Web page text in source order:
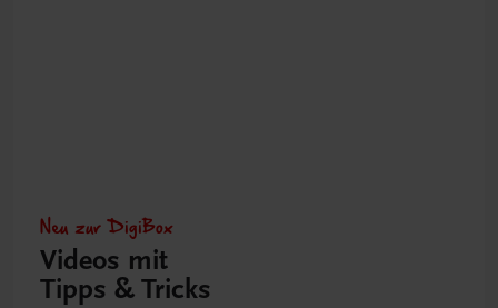
Neu zur DigiBox
Videos mit
Tipps & Tricks